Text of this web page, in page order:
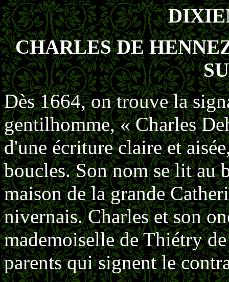
CHARLES DE
Dès 1664, on trouve la
gentilhomme, « Charles
d'une écriture claire et
boucles. Son nom se lit au
maison de la grande
nivernais. Charles et son
mademoiselle de Thiétry
parents qui signent le